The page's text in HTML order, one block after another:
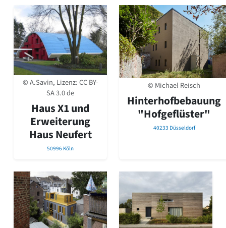
© A.Savin, Lizenz:CC BY-
SA 3.0 de
Haus X1 und
Erweiterung
Haus Neufert
50996 Köln
© Michael Reisch
Hinterhofbebauung
"Hofgeflüster"
40233 Düsseldorf